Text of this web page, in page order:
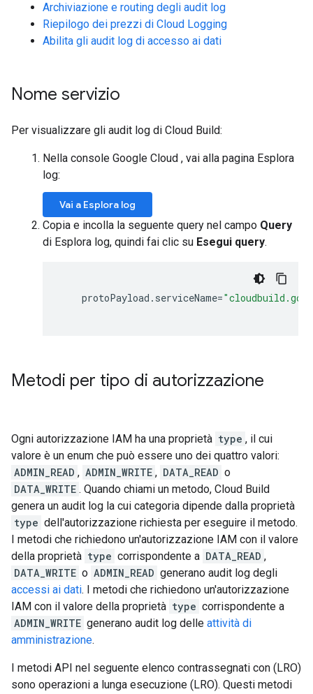
Archiviazione e routing degli audit log
Riepilogo dei prezzi di Cloud Logging
Abilita gli audit log di accesso ai dati
Nome servizio
Per visualizzare gli audit log di Cloud Build:
Nella console Google Cloud , vai alla pagina Esplora
log:
Vai a Esplora log
Copia e incolla la seguente query nel campo Query
di Esplora log, quindi fai clic su Esegui query.
protoPayload . serviceName=
Metodi per tipo di autorizzazione
Ogni autorizzazione IAM ha una proprietà type , il cui
valore è un enum che può essere uno dei quattro valori:
ADMIN_READ , ADMIN_WRITE , DATA_READ o
DATA_WRITE . Quando chiami un metodo, Cloud Build
genera un audit log la cui categoria dipende dalla proprietà
type dell'autorizzazione richiesta per eseguire il metodo.
I metodi che richiedono un'autorizzazione IAM con il valore
della proprietà type corrispondente a DATA_READ ,
DATA_WRITE o ADMIN_READ generano audit log degli
accessi ai dati. I metodi che richiedono un'autorizzazione
IAM con il valore della proprietà type corrispondente a
ADMIN_WRITE generano audit log delle attività di
amministrazione.
I metodi API nel seguente elenco contrassegnati con (LRO)
sono operazioni a lunga esecuzione (LRO). Questi metodi